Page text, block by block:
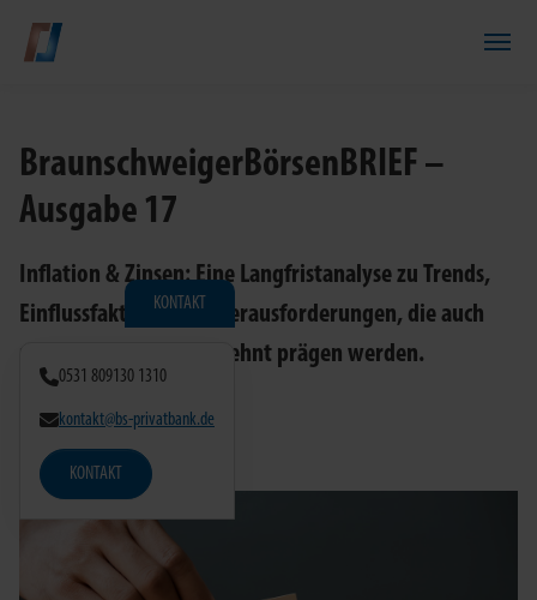
Zum Hauptinhalt springen
KONTAKT
0531 809130 1310
kontakt@bs-privatbank.de
KONTAKT
BraunschweigerBörsenBRIEF –
Ausgabe 17
Inflation & Zinsen: Eine Langfristanalyse zu Trends,
Einflussfaktoren und Herausforderungen, die auch
noch das nächste Jahrzehnt prägen werden.